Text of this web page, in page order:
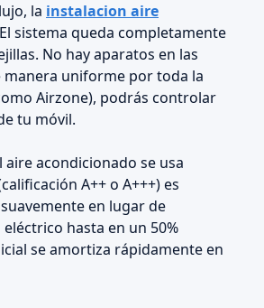
la instalacion aire
sistema queda completamente
No hay aparatos en las
uniforme por toda la
Airzone), podrás controlar
tu móvil.
acondicionado se usa
A++ o A+++) es
en lugar de
hasta en un 50%
se amortiza rápidamente en